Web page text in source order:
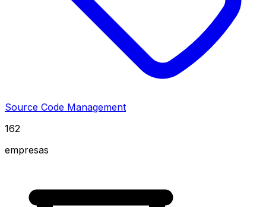
Source Code Management
162
empresas